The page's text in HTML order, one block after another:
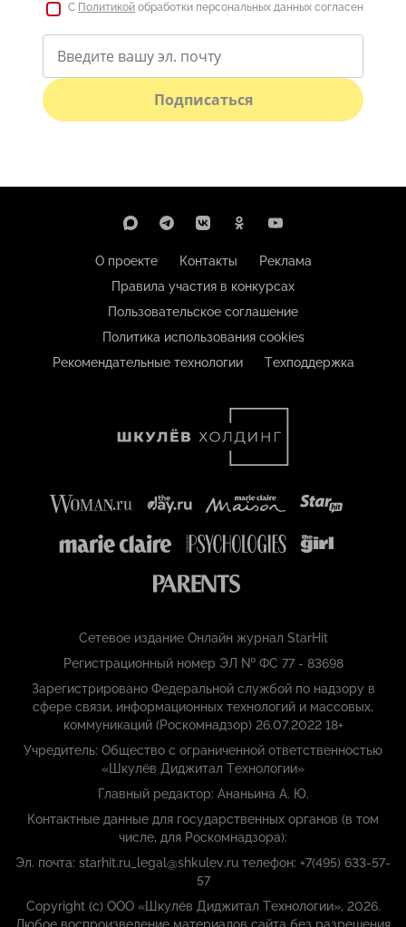
С Политикой обработки персональных данных согласен
Подписаться
О проекте Контакты
Реклама
Правила участия в конкурсах
Пользовательское соглашение
Политика использования cookies
Рекомендательные технологии
Техподдержка
Сетевое издание Онлайн журнал StarHit
Регистрационный номер ЭЛ № ФС 77 - 83698
Зарегистрировано Федеральной службой по надзору в
сфере связи, информационных технологий и массовых,
коммуникаций (Роскомнадзор) 26.07.2022 18+
Учредитель: Общество с ограниченной ответственностью
«Шкулёв Диджитал Технологии»
Главный редактор: Ананьина А. Ю.
Контактные данные для государственных органов (в том
числе, для Роскомнадзора):
Эл. почта: starhit.ru_legal@shkulev.ru телефон: +7(495) 633-57-
57
Copyright (с) ООО «Шкулёв Диджитал Технологии», 2026.